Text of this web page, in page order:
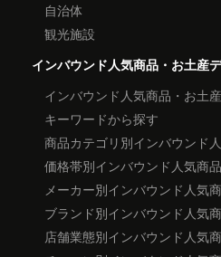
自治体
観光施設
インバウンド人気商品・お土産
インバウンド人気商品・お土
キーワードから探す
商品カテゴリ別インバウンド
価格帯別インバウンド人気商
メーカー別インバウンド人気
ブランド別インバウンド人気
店舗業態別インバウンド人気